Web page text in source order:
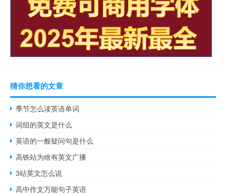
猜你想看的文章
季节怎么读英语单词
词组的英文是什么
英语的一般疑问句是什么
高铁站为啥有英文广播
3站英文怎么说
高中作文万能句子英语